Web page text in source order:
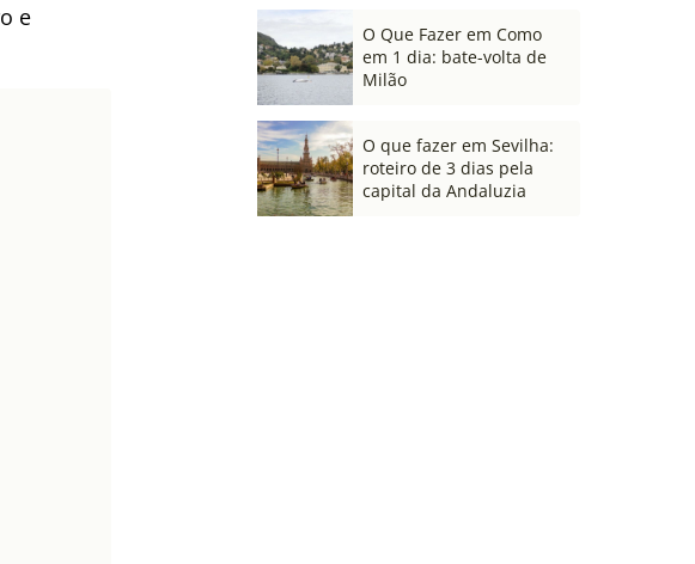
e
O Que Fazer em Como
em 1 dia: bate-volta de
Milão
O que fazer em Sevilha:
roteiro de 3 dias pela
capital da Andaluzia